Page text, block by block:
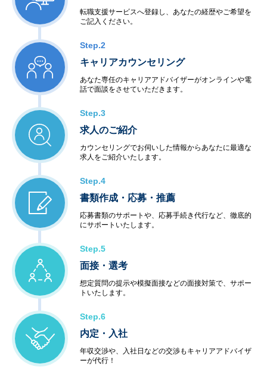
転職支援サービスへ登録し、あなたの経歴やご希望を
ご記入ください。
Step.2
キャリアカウンセリング
あなた専任のキャリアアドバイザーがオンラインや電
話で面談をさせていただきます。
Step.3
求人のご紹介
カウンセリングでお伺いした情報からあなたに最適な
求人をご紹介いたします。
Step.4
書類作成・応募・推薦
応募書類のサポートや、応募手続き代行など、徹底的
にサポートいたします。
Step.5
面接・選考
想定質問の提示や模擬面接などの面接対策で、サポー
トいたします。
Step.6
内定・入社
年収交渉や、入社日などの交渉もキャリアアドバイザ
ーが代行！